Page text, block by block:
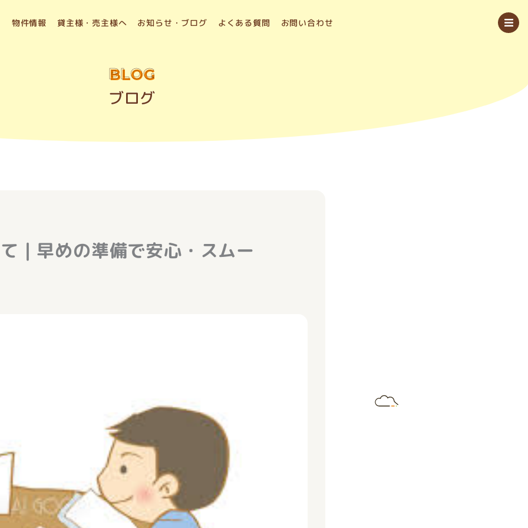
物件情報 貸主様・売主様へ お知らせ・ブログ よくある質問 お問い合わせ
BLOG
ブログ
｜早めの準備で安心・スムー